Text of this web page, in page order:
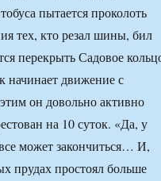
пытается проколоть
тех, кто резал шины, бил
перекрыть Садовое
начинает движение с
он довольно активно
на 10 суток. «Да, у
может закончиться… И,
прудах простоял больше